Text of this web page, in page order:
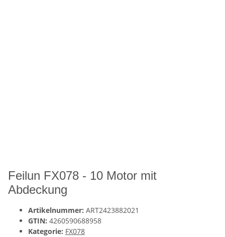
Feilun FX078 - 10 Motor mit
Abdeckung
Artikelnummer: ART2423882021
GTIN: 4260590688958
Kategorie: FX078